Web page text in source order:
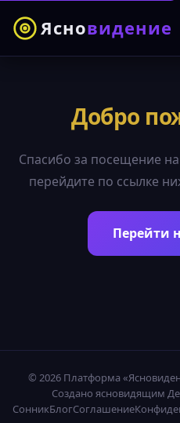
Ясновидение
Добро
Спасибо за посещение
перейдите по ссылке
Перейти
© 2026 Платформа
Создано ясновидящим
СонникБлогСоглашение